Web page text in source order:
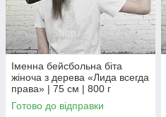
Іменна бейсбольна біта
жіноча з дерева «Лида всегда
права» | 75 см | 800 г
Готово до відправки